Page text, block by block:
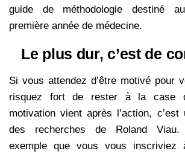
guide de méthodologie destiné
première année de médecine.
Le plus dur, c’est de
Si vous attendez d’être motivé pour
risquez fort de rester à la case
motivation vient après l’action,
des recherches de Roland Viau.
exemple que vous vous